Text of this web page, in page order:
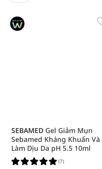
SEBAMED Gel Giảm Mụn
Sebamed Kháng Khuẩn Và
Làm Dịu Da pH 5.5 10ml
(7)